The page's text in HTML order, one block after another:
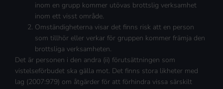
inom en grupp kommer utövas brottslig verksamhet
inom ett visst område.
Omständigheterna visar det finns risk att en person
som tillhör eller verkar för gruppen kommer främja den
brottsliga verksamheten.
Det är personen i den andra (ii) förutsättningen som
vistelseförbudet ska gälla mot. Det finns stora likheter med
lag (2007:979) om åtgärder för att förhindra vissa särskilt